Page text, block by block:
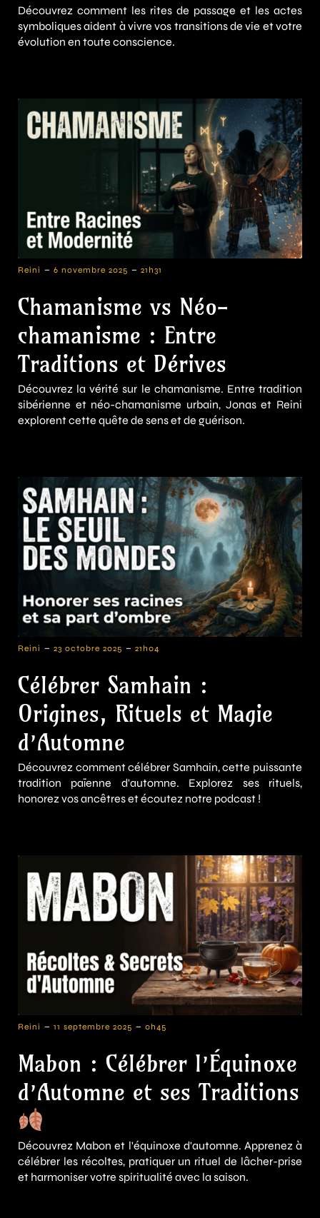
Découvrez comment les rites de passage et les actes
symboliques aident à vivre vos transitions de vie et votre
évolution en toute conscience.
Reini - 6 novembre 2025 - 21h31
Chamanisme vs Néo-
chamanisme : Entre
Traditions et Dérives
Découvrez la vérité sur le chamanisme. Entre tradition
sibérienne et néo-chamanisme urbain, Jonas et Reini
explorent cette quête de sens et de guérison.
Reini - 23 octobre 2025 - 21h04
Célébrer Samhain :
Origines, Rituels et Magie
d’Automne
Découvrez comment célébrer Samhain, cette puissante
tradition païenne d'automne. Explorez ses rituels,
honorez vos ancêtres et écoutez notre podcast !
Reini - 11 septembre 2025 - 0h45
Mabon : Célébrer l’Équinoxe
d’Automne et ses Traditions
Découvrez Mabon et l'équinoxe d'automne. Apprenez à
célébrer les récoltes, pratiquer un rituel de lâcher-prise
et harmoniser votre spiritualité avec la saison.